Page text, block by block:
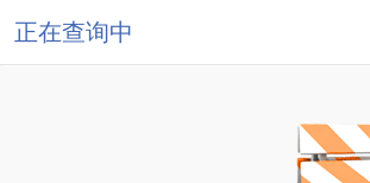
正在查询中